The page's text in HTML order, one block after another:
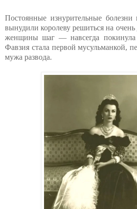
Постоянные изнурительные болезни
вынудили королеву решиться на очень
женщины шаг — навсегда покинула
Фавзия стала первой мусульманкой,
мужа развода.